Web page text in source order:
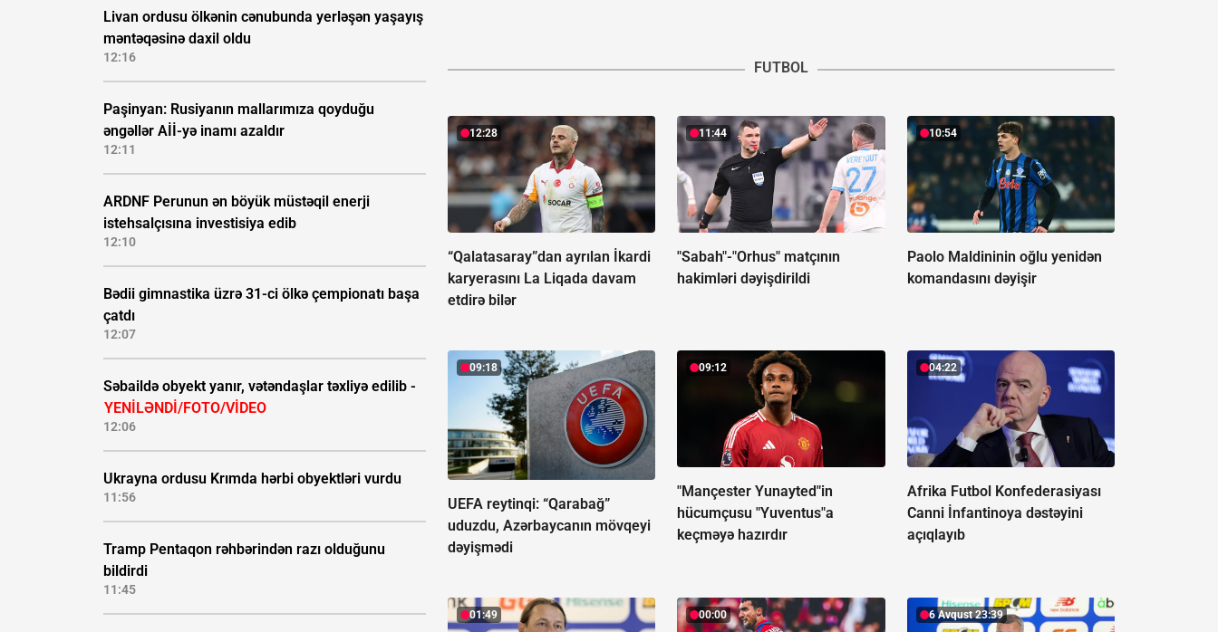
Livan ordusu ölkənin cənubunda yerləşən yaşayış
məntəqəsinə daxil oldu
12:16
Paşinyan: Rusiyanın mallarımıza qoyduğu
əngəllər Aİİ-yə inamı azaldır
12:11
ARDNF Perunun ən böyük müstəqil enerji
istehsalçısına investisiya edib
12:10
Bədii gimnastika üzrə 31-ci ölkə çempionatı başa
çatdı
12:07
Səbaildə obyekt yanır, vətəndaşlar təxliyə edilib -
YENİLƏNDİ/FOTO/VİDEO
12:06
Ukrayna ordusu Krımda hərbi obyektləri vurdu
11:56
Tramp Pentaqon rəhbərindən razı olduğunu
bildirdi
11:45
FUTBOL
12:28
“Qalatasaray”dan ayrılan İkardi
karyerasını La Liqada davam
etdirə bilər
11:44
"Sabah"-"Orhus" matçının
hakimləri dəyişdirildi
10:54
Paolo Maldininin oğlu yenidən
komandasını dəyişir
09:18
UEFA reytinqi: “Qarabağ”
uduzdu, Azərbaycanın mövqeyi
dəyişmədi
09:12
"Mançester Yunayted"in
hücumçusu "Yuventus"a
keçməyə hazırdır
04:22
Afrika Futbol Konfederasiyası
Canni İnfantinoya dəstəyini
açıqlayıb
01:49 00:00 6 Avqust 23:39